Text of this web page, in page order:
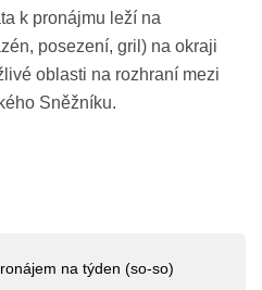
k pronájmu leží na
posezení, gril) na okraji
oblasti na rozhraní mezi
Sněžníku.
na týden (so-so)